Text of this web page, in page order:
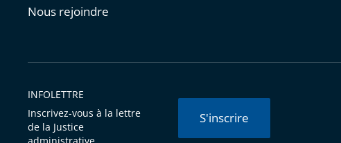
Nous rejoindre
INFOLETTRE
Inscrivez-vous à la lettre
de la Justice
S'inscrire